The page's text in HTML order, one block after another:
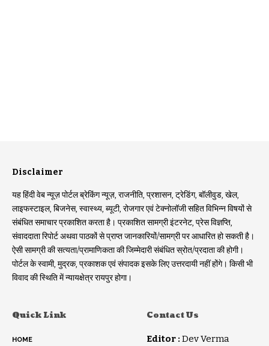
Disclaimer
यह हिंदी वेब न्यूज़ पोर्टल ब्रेकिंग न्यूज़, राजनीति, प्रशासन, ट्रेडिंग, बॉलीवुड, खेल,
लाइफस्टाइल, बिजनेस, स्वास्थ्य, ब्यूटी, रोजगार एवं टेक्नोलॉजी सहित विभिन्न विषयों से
संबंधित समाचार प्रकाशित करता है। प्रकाशित सामग्री इंटरनेट, प्रेस विज्ञप्ति,
संवाददाता रिपोर्ट अथवा पाठकों से प्राप्त जानकारियों/सामग्री पर आधारित हो सकती है।
ऐसी सामग्री की सत्यता/प्रामाणिकता की जिम्मेदारी संबंधित स्रोत/प्रदाता की होगी।
पोर्टल के स्वामी, मुद्रक, प्रकाशक एवं संपादक इसके लिए उत्तरदायी नहीं होंगे। किसी भी
विवाद की स्थिति में न्यायक्षेत्र रायपुर होगा।
Quick Link
HOME
Contact Us
Editor : Dev Verma